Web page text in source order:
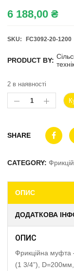
6 188,00 ₴
SKU: FC3092-20-1200
PRODUCT BY:
2 в наявності
SHARE
CATEGORY:
ОПИС
ДОДАТКОВА
ОПИС
Фрикційна муфта
(1 3/4”),